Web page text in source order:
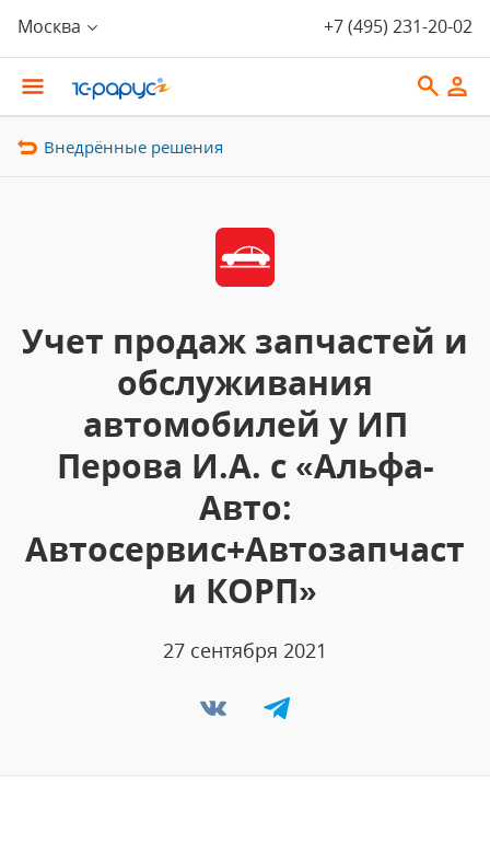
Москва +7 (495) 231-20-02
Внедрённые решения
Учет продаж запчастей и
обслуживания
автомобилей у ИП
Перова И.А. с «Альфа-
Авто:
Автосервис+Автозапчаст
и КОРП»
27 сентября 2021